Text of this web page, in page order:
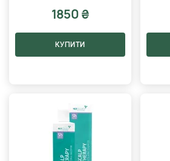
1850 ₴
КУПИТИ